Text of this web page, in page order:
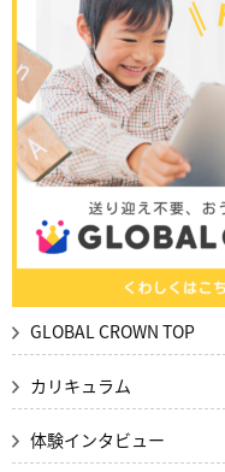
GLOBAL CROWN TOP
カリキュラム
体験インタビュー